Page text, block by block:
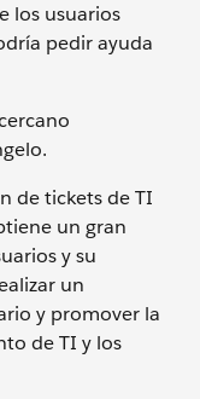
los usuarios
pedir ayuda
de tickets de TI
un gran
y su
un
y promover la
de TI y los